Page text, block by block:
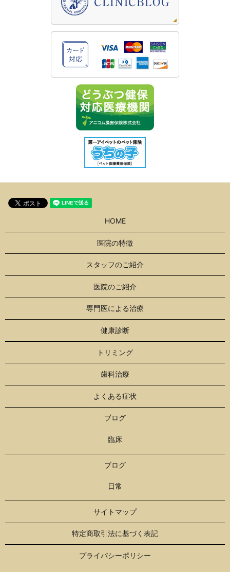
HOME
医院の特徴
スタッフのご紹介
医院のご紹介
専門医による治療
健康診断
トリミング
歯科治療
よくある症状
ブログ
臨床
ブログ
日常
サイトマップ
特定商取引法に基づく表記
プライバシーポリシー